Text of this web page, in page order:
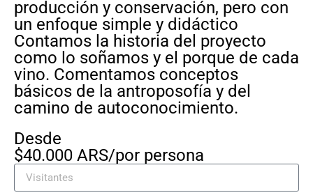
producción y conservación, pero con
un enfoque simple y didáctico
Contamos la historia del proyecto
como lo soñamos y el porque de cada
vino. Comentamos conceptos
básicos de la antroposofía y del
camino de autoconocimiento.
Desde
$40.000 ARS/por persona